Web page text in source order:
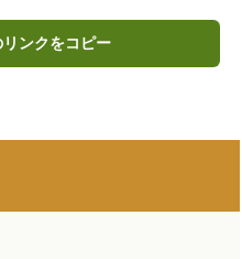
ンクをコピー